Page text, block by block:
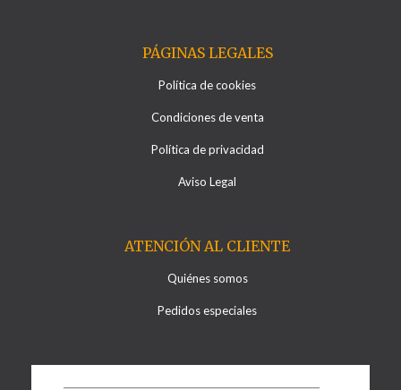
PÁGINAS LEGALES
Política de cookies
Condiciones de venta
Política de privacidad
Aviso Legal
ATENCIÓN AL CLIENTE
Quiénes somos
Pedidos especiales